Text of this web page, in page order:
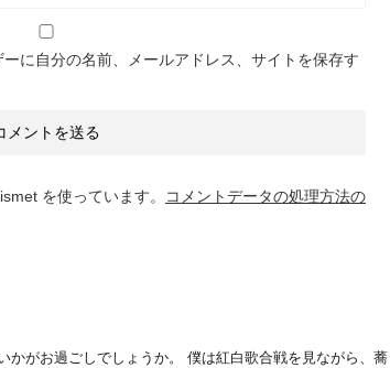
に自分の名前、メールアドレス、サイトを保存す
を使っています。
コメントデータの処理方法の
かがお過ごしでしょうか。 僕は紅白歌合戦を見ながら、蕎